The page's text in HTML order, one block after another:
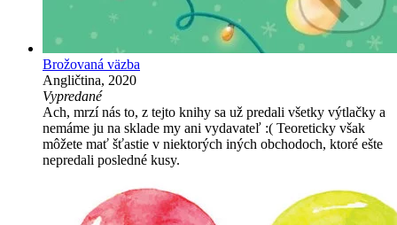
Brožovaná väzba
Angličtina, 2020
Vypredané
Ach, mrzí nás to, z tejto knihy sa už predali všetky výtlačky a
nemáme ju na sklade my ani vydavateľ :( Teoreticky však
môžete mať šťastie v niektorých iných obchodoch, ktoré ešte
nepredali posledné kusy.